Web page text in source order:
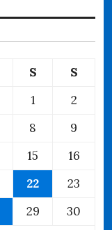
S
S
1
2
8
9
15
16
22
23
29
30